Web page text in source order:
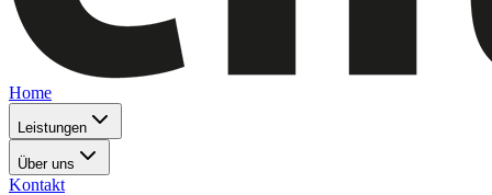
Home
Leistungen
Über uns
Kontakt